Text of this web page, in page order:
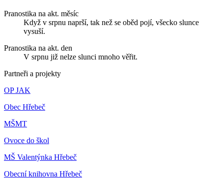
Pranostika na akt. měsíc
Když v srpnu naprší, tak než se oběd pojí, všecko slunce
vysuší.
Pranostika na akt. den
V srpnu již nelze slunci mnoho věřit.
Partneři a projekty
OP JAK
Obec Hřebeč
MŠMT
Ovoce do škol
MŠ Valentýnka Hřebeč
Obecní knihovna Hřebeč